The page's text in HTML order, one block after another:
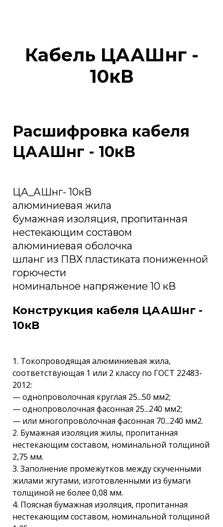
Кабель ЦААШнг -
10кВ
Расшифровка кабеля
ЦААШнг - 10кВ
ЦА_АШнг- 10кВ
алюминиевая жила
бумажная изоляция, пропитанная
нестекающим составом
алюминиевая оболочка
шланг из ПВХ пластиката пониженной
горючести
номинальное напряжение 10 кВ
Конструкция кабеля ЦААШнг -
10кВ
1. Токопроводящая алюминиевая жила,
соответствующая 1 или 2 классу по ГОСТ 22483-
2012:
— однопроволочная круглая 25...50 мм2;
— однопроволочная фасонная 25...240 мм2;
— или многопроволочная фасонная 70...240 мм2.
2. Бумажная изоляция жилы, пропитанная
нестекающим составом, номинальной толщиной
2,75 мм.
3. Заполнение промежутков между скученными
жилами жгутами, изготовленными из бумаги
толщиной не более 0,08 мм.
4. Поясная бумажная изоляция, пропитанная
нестекающим составом, номинальной толщиной